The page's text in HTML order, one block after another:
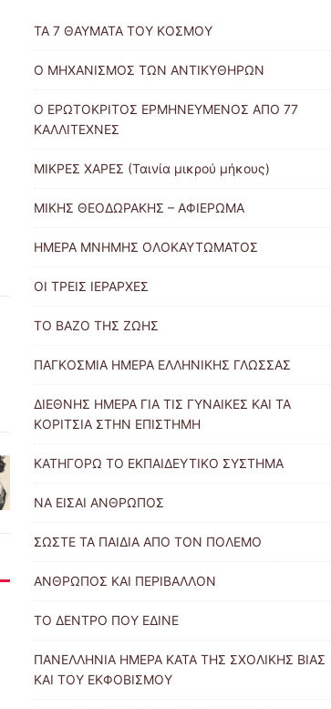
ΤΑ 7 ΘΑΥΜΑΤΑ ΤΟΥ ΚΟΣΜΟΥ
Ο ΜΗΧΑΝΙΣΜΟΣ ΤΩΝ ΑΝΤΙΚΥΘΗΡΩΝ
Ο ΕΡΩΤΟΚΡΙΤΟΣ ΕΡΜΗΝΕΥΜΕΝΟΣ ΑΠΟ 77
ΚΑΛΛΙΤΕΧΝΕΣ
ΜΙΚΡΕΣ ΧΑΡΕΣ (Ταινία μικρού μήκους)
ΜΙΚΗΣ ΘΕΟΔΩΡΑΚΗΣ – ΑΦΙΕΡΩΜΑ
ΗΜΕΡΑ ΜΝΗΜΗΣ ΟΛΟΚΑΥΤΩΜΑΤΟΣ
ΟΙ ΤΡΕΙΣ ΙΕΡΑΡΧΕΣ
ΤΟ ΒΑΖΟ ΤΗΣ ΖΩΗΣ
ΠΑΓΚΟΣΜΙΑ ΗΜΕΡΑ ΕΛΛΗΝΙΚΗΣ ΓΛΩΣΣΑΣ
ΔΙΕΘΝΗΣ ΗΜΕΡΑ ΓΙΑ ΤΙΣ ΓΥΝΑΙΚΕΣ ΚΑΙ ΤΑ
ΚΟΡΙΤΣΙΑ ΣΤΗΝ ΕΠΙΣΤΗΜΗ
ΚΑΤΗΓΟΡΩ ΤΟ ΕΚΠΑΙΔΕΥΤΙΚΟ ΣΥΣΤΗΜΑ
ΝΑ ΕΙΣΑΙ ΑΝΘΡΩΠΟΣ
ΣΩΣΤΕ ΤΑ ΠΑΙΔΙΑ ΑΠΟ ΤΟΝ ΠΟΛΕΜΟ
ΑΝΘΡΩΠΟΣ ΚΑΙ ΠΕΡΙΒΑΛΛΟΝ
ΤΟ ΔΕΝΤΡΟ ΠΟΥ ΕΔΙΝΕ
ΠΑΝΕΛΛΗΝΙΑ ΗΜΕΡΑ ΚΑΤΑ ΤΗΣ ΣΧΟΛΙΚΗΣ ΒΙΑΣ
ΚΑΙ ΤΟΥ ΕΚΦΟΒΙΣΜΟΥ